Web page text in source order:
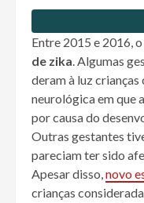
Entre 2015 e 2016,
de zika. Algumas
deram à luz crianças
neurológica em que
por causa do
Outras gestantes
pareciam ter sido
Apesar disso,novo
crianças